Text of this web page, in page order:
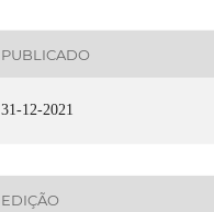
PUBLICADO
31-12-2021
EDIÇÃO